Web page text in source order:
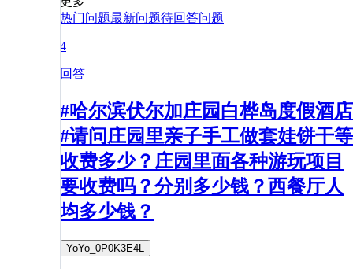
热门问题最新问题待回答问题
4
回答
#哈尔滨伏尔加庄园白桦岛度假酒店
#请问庄园里亲子手工做套娃饼干等
收费多少？庄园里面各种游玩项目
要收费吗？分别多少钱？西餐厅人
均多少钱？
YoYo_0P0K3E4L